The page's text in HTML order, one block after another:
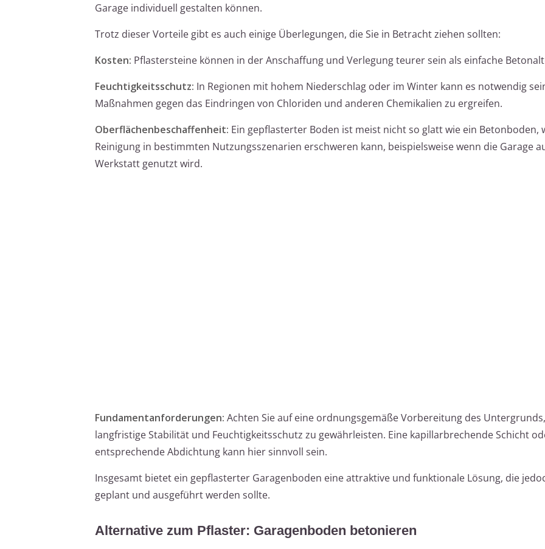
Garage individuell gestalten können.
Trotz dieser Vorteile gibt es auch einige Überlegungen, die Sie in Betracht ziehen sollten:
Kosten: Pflastersteine können in der Anschaffung und Verlegung teurer sein als einfache
Feuchtigkeitsschutz: In Regionen mit hohem Niederschlag oder im Winter kann es notwendig
Maßnahmen gegen das Eindringen von Chloriden und anderen Chemikalien zu ergreifen.
Oberflächenbeschaffenheit: Ein gepflasterter Boden ist meist nicht so glatt wie ein Betonboden,
Reinigung in bestimmten Nutzungsszenarien erschweren kann, beispielsweise wenn die Garage
Werkstatt genutzt wird.
Fundamentanforderungen: Achten Sie auf eine ordnungsgemäße Vorbereitung des
langfristige Stabilität und Feuchtigkeitsschutz zu gewährleisten. Eine kapillarbrechende Schicht
entsprechende Abdichtung kann hier sinnvoll sein.
Insgesamt bietet ein gepflasterter Garagenboden eine attraktive und funktionale Lösung, die
geplant und ausgeführt werden sollte.
Alternative zum Pflaster: Garagenboden betonieren